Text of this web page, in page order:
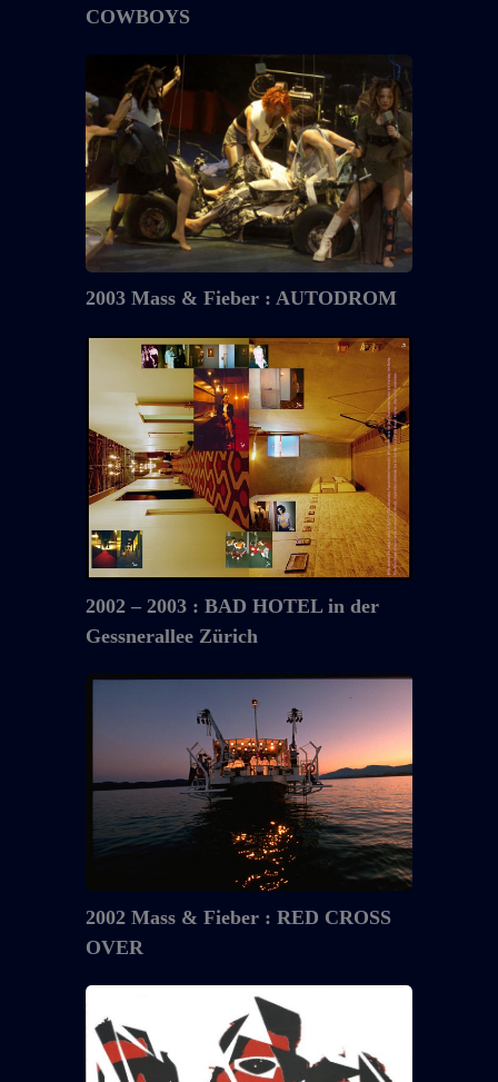
COWBOYS
Mass
&
Fieber
:
AUTODROM
2003 Mass & Fieber : AUTODROM
:
BAD
HOTEL
in
der
Gessnerallee
2002 – 2003 : BAD HOTEL in der
Gessnerallee Zürich
2002
RED
CROSS
2002 Mass & Fieber : RED CROSS
OVER
2001
MAS:
DANCE